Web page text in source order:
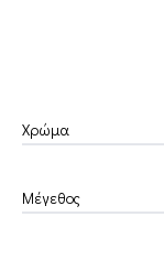
Χρώμα
Μέγεθος